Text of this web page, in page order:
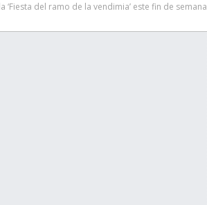
‘Fiesta del ramo de la vendimia’ este fin de semana